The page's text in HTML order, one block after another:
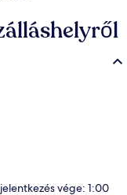
vége: 1:00